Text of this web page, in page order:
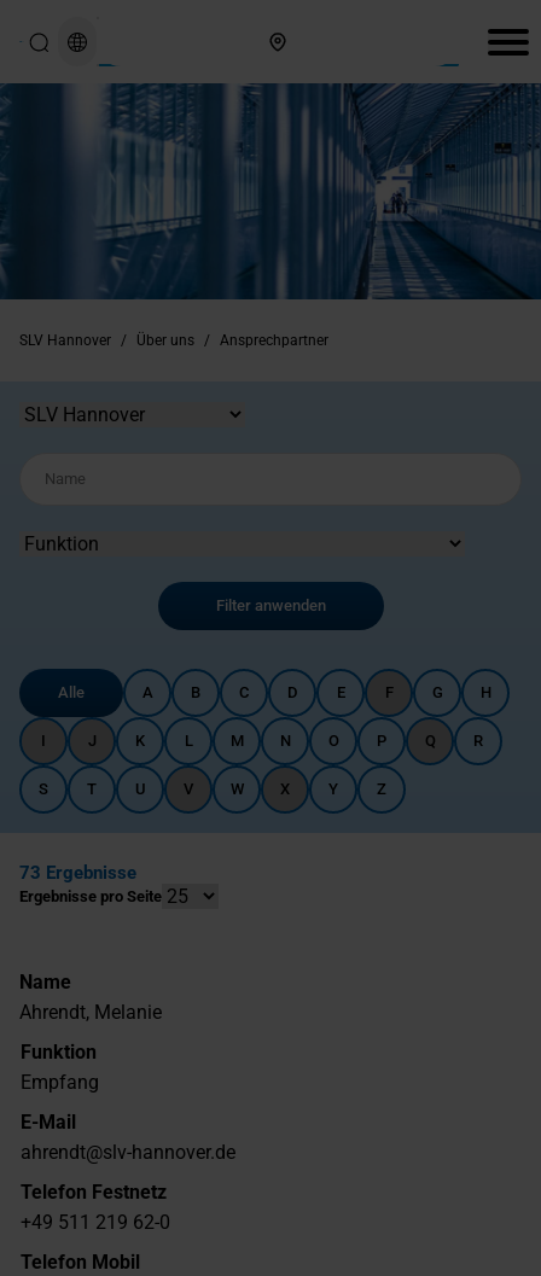
SLV Hannover / Über uns / Ansprechpartner
Standort
Funktion
Filter anwenden
Alle A B C D E F G H
I J K L M N O P Q R
S T U V W X Y Z
73 Ergebnisse
Ergebnisse pro Seite
Name
Ahrendt, Melanie
Funktion
Empfang
E-Mail
ahrendt@slv-hannover.de
Telefon Festnetz
+49 511 219 62-0
Telefon Mobil